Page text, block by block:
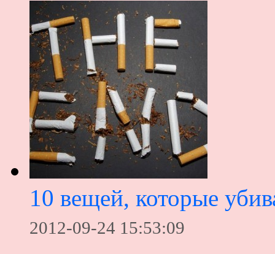
10 вещей, которые
2012-09-24 15:53:09